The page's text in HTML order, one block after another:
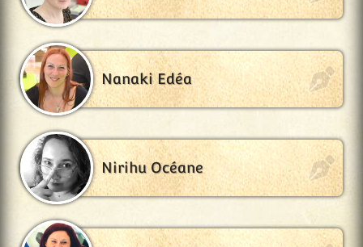
Nanaki Edéa
Nirihu Océane